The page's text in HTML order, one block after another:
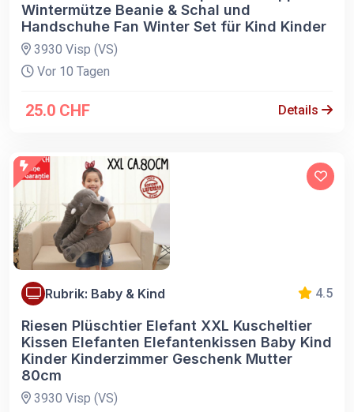
Wintermütze Beanie & Schal und
Handschuhe Fan Winter Set für Kind Kinder
3930 Visp (VS)
Vor 10 Tagen
25.0 CHF Details
Rubrik: Baby & Kind 4.5
Riesen Plüschtier Elefant XXL Kuscheltier
Kissen Elefanten Elefantenkissen Baby Kind
Kinder Kinderzimmer Geschenk Mutter
80cm
3930 Visp (VS)